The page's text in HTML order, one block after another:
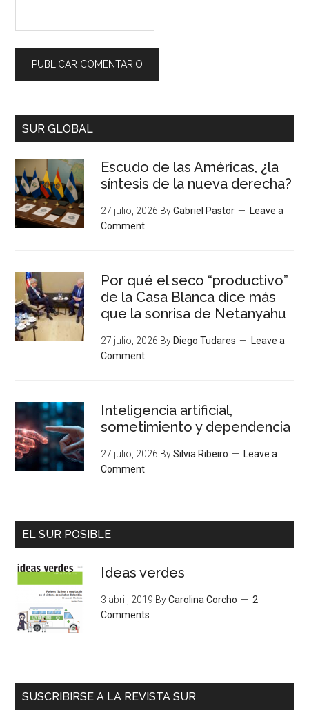
SUR GLOBAL
Escudo de las Américas, ¿la
síntesis de la nueva derecha?
27 julio, 2026 ByGabriel Pastor
Leave a
Comment
Por qué el seco “productivo”
de la Casa Blanca dice más
que la sonrisa de Netanyahu
27 julio, 2026 By Diego Tudares
Leave a
Comment
Inteligencia artificial,
sometimiento y dependencia
27 julio, 2026 BySilvia Ribeiro
Leave a
Comment
EL SUR POSIBLE
Ideas verdes
3 abril, 2019 ByCarolina Corcho
2
Comments
SUSCRIBIRSE A LA REVISTA SUR